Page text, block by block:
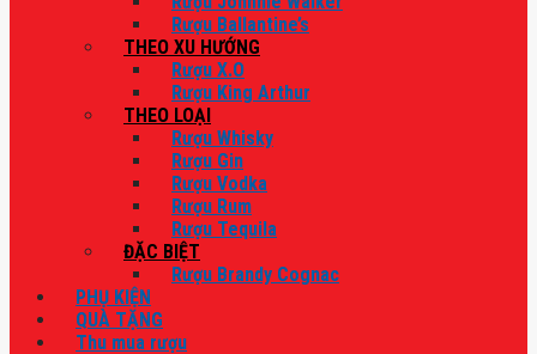
Rượu Ballantine’s
THEO XU HƯỚNG
Rượu X.O
Rượu King Arthur
THEO LOẠI
Rượu Whisky
Rượu Gin
Rượu Vodka
Rượu Rum
Rượu Tequila
ĐẶC BIỆT
Rượu Brandy Cognac
PHỤ KIỆN
QUÀ TẶNG
Thu mua rượu